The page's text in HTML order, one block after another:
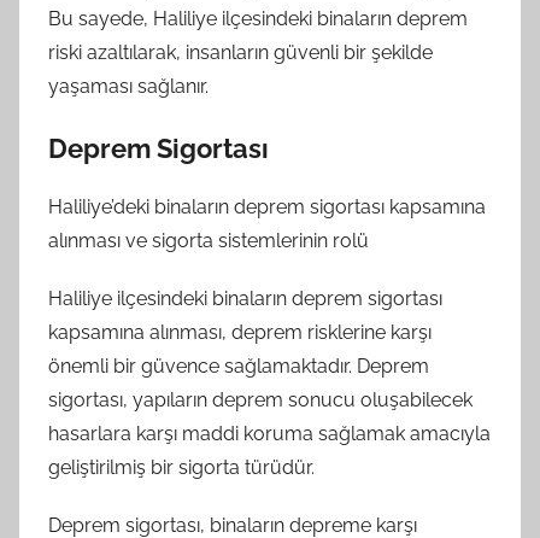
Bu sayede, Haliliye ilçesindeki binaların deprem
riski azaltılarak, insanların güvenli bir şekilde
yaşaması sağlanır.
Deprem Sigortası
Haliliye’deki binaların deprem sigortası kapsamına
alınması ve sigorta sistemlerinin rolü
Haliliye ilçesindeki binaların deprem sigortası
kapsamına alınması, deprem risklerine karşı
önemli bir güvence sağlamaktadır. Deprem
sigortası, yapıların deprem sonucu oluşabilecek
hasarlara karşı maddi koruma sağlamak amacıyla
geliştirilmiş bir sigorta türüdür.
Deprem sigortası, binaların depreme karşı